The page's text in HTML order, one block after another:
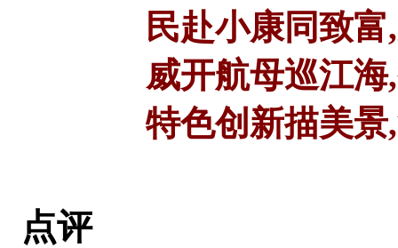
民赴小康同致富,
威开航母巡江海,
特色创新描美景,
点评